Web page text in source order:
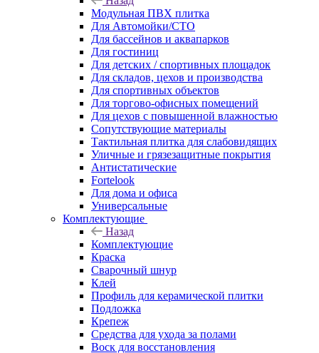
Модульная ПВХ плитка
Для Автомойки/СТО
Для бассейнов и аквапарков
Для гостиниц
Для детских / спортивных площадок
Для складов, цехов и производства
Для спортивных объектов
Для торгово-офисных помещений
Для цехов с повышенной влажностью
Сопутствующие материалы
Тактильная плитка для слабовидящих
Уличные и грязезащитные покрытия
Антистатические
Fortelook
Для дома и офиса
Универсальные
Комплектующие
Назад
Комплектующие
Краска
Сварочный шнур
Клей
Профиль для керамической плитки
Подложка
Крепеж
Средства для ухода за полами
Воск для восстановления